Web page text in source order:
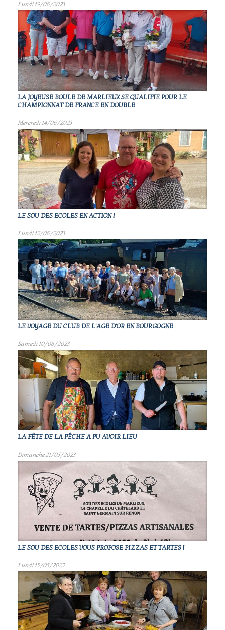
Lundi 19/06/2023
LA JOYEUSE BOULE DE MARLIEUX SE QUALIFIE POUR LE
CHAMPIONNAT DE FRANCE EN DOUBLE
Mercredi 14/06/2023
LE SOU DES ECOLES EN ACTION !
Lundi 12/06/2023
LE VOYAGE DU CLUB DE L'AGE D'OR EN BOURGOGNE
Samedi 10/06/2023
LA FÊTE DE LA PÊCHE A PU AVOIR LIEU
Dimanche 21/05/2023
LE SOU DES ECOLES VOUS PROPOSE PIZZAS ET TARTES !
Lundi 15/05/2023